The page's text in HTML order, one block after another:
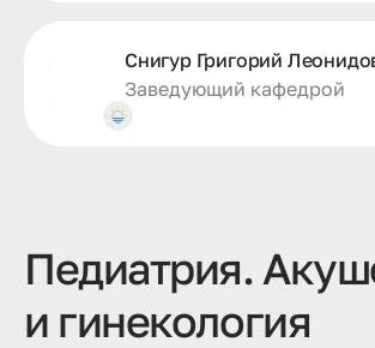
Снигур Григорий
Заведующий кафедрой
Педиатрия.
и гинекология